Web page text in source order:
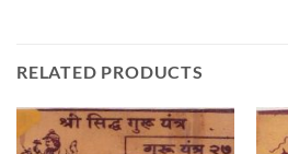
RELATED PRODUCTS